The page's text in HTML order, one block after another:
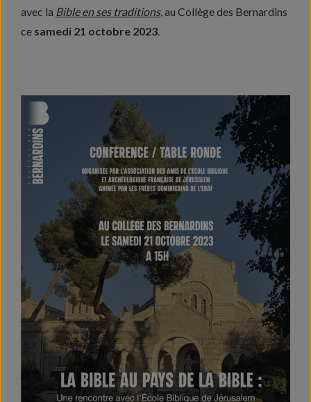
avec la Bible en ses traditions, au Collège des Bernardins
ce samedi 21 octobre 2023.